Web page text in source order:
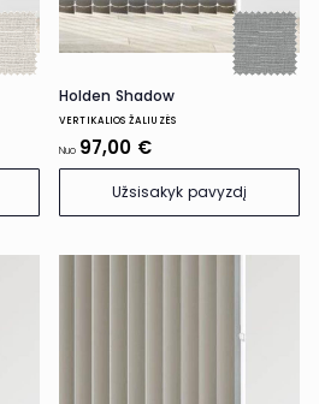
Holden Shadow
VERTIKALIOS ŽALIUZĖS
Nuo 97,00 €
Užsisakyk pavyzdį